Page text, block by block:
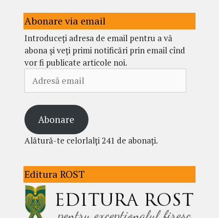
Abonare via email
Introduceți adresa de email pentru a vă
abona și veți primi notificări prin email cînd
vor fi publicate articole noi.
email
Abonare
Alătură-te celorlalți 241 de abonați.
Editura ROST